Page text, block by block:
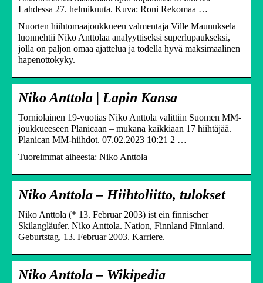
Lahdessa 27. helmikuuta. Kuva: Roni Rekomaa …
Nuorten hiihtomaajoukkueen valmentaja Ville Maunuksela
luonnehtii Niko Anttolaa analyyttiseksi superlupaukseksi,
jolla on paljon omaa ajattelua ja todella hyvä maksimaalinen
hapenottokyky.
Niko Anttola | Lapin Kansa
Torniolainen 19-vuotias Niko Anttola valittiin Suomen MM-
joukkueeseen Planicaan – mukana kaikkiaan 17 hiihtäjää.
Planican MM-hiihdot. 07.02.2023 10:21 2 …
Tuoreimmat aiheesta: Niko Anttola
Niko Anttola – Hiihtoliitto, tulokset
Niko Anttola (* 13. Februar 2003) ist ein finnischer
Skilangläufer. Niko Anttola. Nation, Finnland Finnland.
Geburtstag, 13. Februar 2003. Karriere.
Niko Anttola – Wikipedia